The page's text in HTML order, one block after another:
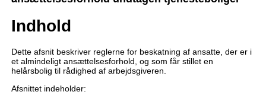
Indhold
Dette afsnit beskriver reglerne for beskatning af ansatte, der er i
et almindeligt ansættelsesforhold, og som får stillet en
helårsbolig til rådighed af arbejdsgiveren.
Afsnittet indeholder: